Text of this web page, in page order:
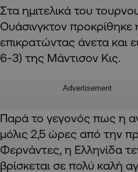
Στα ημιτελικά του
Ουάσινγκτον
επικρατώντας άνετα και
6-3) της Μάντισον Κις.
Advertisement
Παρά το γεγονός πως η
μόλις 2,5 ώρες από την
Φερνάντες, η Ελληνίδα
βρίσκεται σε πολύ καλή